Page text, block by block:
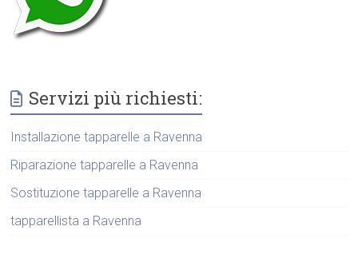
Servizi più richiesti:
Installazione tapparelle a Ravenna
Riparazione tapparelle a Ravenna
Sostituzione tapparelle a Ravenna
tapparellista a Ravenna